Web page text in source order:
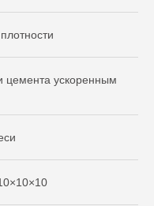
цемента ускоренным